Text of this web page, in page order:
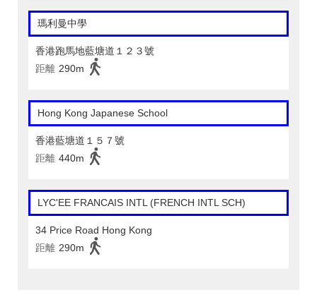
瑪利曼中學
香港跑馬地藍塘道１２３號
距離 290m
Hong Kong Japanese School
香港藍塘道１５７號
距離 440m
LYC'EE FRANCAIS INTL (FRENCH INTL SCH)
34 Price Road Hong Kong
距離 290m